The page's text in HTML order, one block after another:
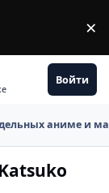
×
Войти
аниме и